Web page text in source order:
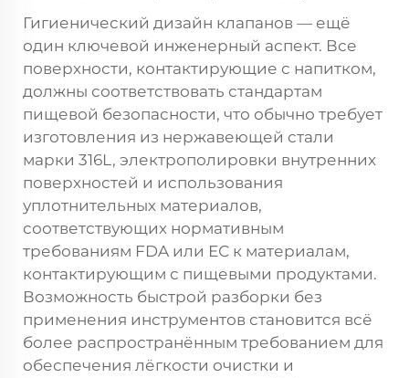
Гигиенический дизайн клапанов — ещё
один ключевой инженерный аспект. Все
поверхности, контактирующие с напитком,
должны соответствовать стандартам
пищевой безопасности, что обычно требует
изготовления из нержавеющей стали
марки 316L, электрополировки внутренних
поверхностей и использования
уплотнительных материалов,
соответствующих нормативным
требованиям FDA или ЕС к материалам,
контактирующим с пищевыми продуктами.
Возможность быстрой разборки без
применения инструментов становится всё
более распространённым требованием для
обеспечения лёгкости очистки и